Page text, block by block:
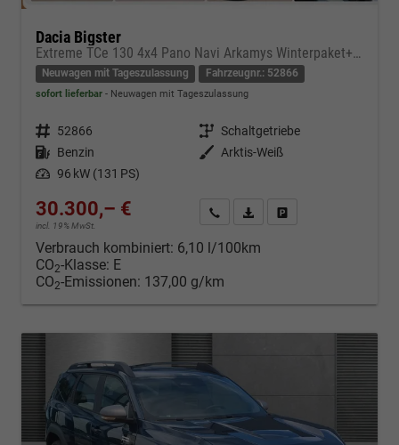
Dacia Bigster
Extreme TCe 130 4x4 Pano Navi Arkamys Winterpaket+ el Heckkl.
Neuwagen mit Tageszulassung Fahrzeugnr.: 52866
sofort lieferbar Neuwagen mit Tageszulassung
Fahrzeugnr. 52866 Getriebe Schaltgetriebe
Kraftstoff Benzin Außenfarbe
Arktis-Weiß
Leistung 96 kW (131 PS)
30.300,– €
incl. 19% MwSt.
Kontakt & Angebot anfordern
PDF-Datei, Fahrzeugexposé
Verbrauch kombiniert: 6,10 l/100km
CO2-Klasse: E
CO2-Emissionen: 137,00 g/km